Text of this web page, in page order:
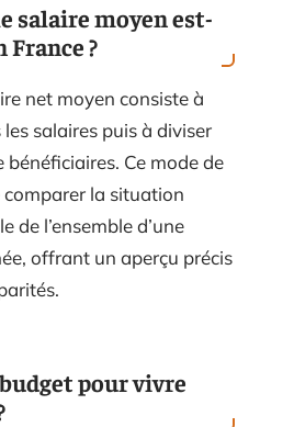
salaire moyen est-
France ?
net moyen consiste à
salaires puis à diviser
bénéficiaires. Ce mode de
la situation
de l’ensemble d’une
offrant un aperçu précis
pour vivre